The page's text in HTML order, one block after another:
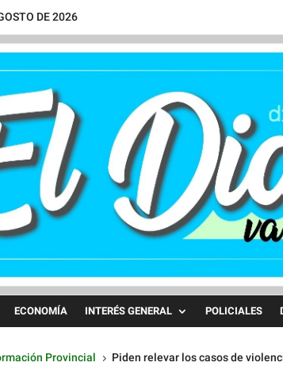
DE 2026
ECONOMÍA INTERÉS GENERAL POLICIALES
Provincial 5 Piden relevar los casos de